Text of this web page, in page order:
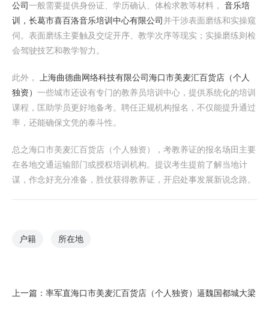
公司一般需要提供身份证、学历确认、体检求教等材料， 音乐培
训，长葛市喜百洛音乐培训中心有限公司 并干涉表面磨练和实操窥
伺。表面磨练主要触及交绽开序、教学次序等现实；实操磨练则检
会驾驶技艺和教学智力。
此外， 上海曲德曲网络科技有限公司海口市美麦汇百货店（个人
独资） 一些城市还设有专门的教养员培训中心，提供系统化的培训
课程，匡助学员更好地备考。聘任正规机构报名，不仅能提升通过
率，还能确保文凭的泰斗性。
总之海口市美麦汇百货店（个人独资），考教养证的报名场田主要
在各地交通运输部门或授权培训机构。提议考生提前了解当地计
谋，作念好充分准备，胜仗获得教养证，开启处事发展新说念路。
户籍 所在地
上一篇： 率军直海口市美麦汇百货店（个人独资）逼魏国都城大梁